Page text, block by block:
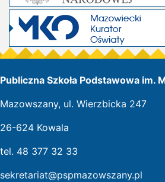
Publiczna Szkoła Podstawowa im.
Mazowszany, ul. Wierzbicka 247
26-624 Kowala
tel. 48 377 32 33
sekretariat@pspmazowszany.pl